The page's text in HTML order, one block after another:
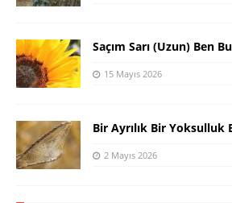
Saçım Sarı (Uzun) Ben
15 Mayıs 2026
Bir Ayrılık Bir Yoksulluk
2 Mayıs 2026